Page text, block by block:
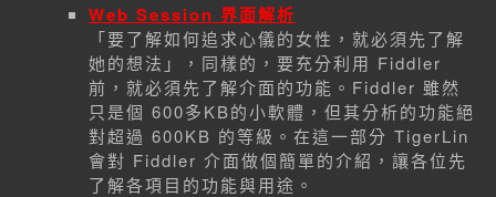
Web Session 界面解析
「要了解如何追求心儀的女性，就必須先了解
她的想法」，同樣的，要充分利用 Fiddler
前，就必須先了解介面的功能。Fiddler 雖然
只是個 600多KB的小軟體，但其分析的功能絕
對超過 600KB 的等級。在這一部分 TigerLin
會對 Fiddler 介面做個簡單的介紹，讓各位先
了解各項目的功能與用途。